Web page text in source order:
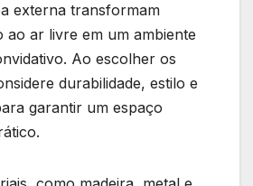
externa transformam
ao ar livre em um ambiente
Ao escolher os
durabilidade, estilo e
garantir um espaço